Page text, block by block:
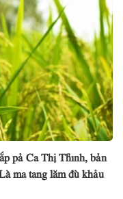
pả Ca Thị Thỉnh, bản
ma tang lăm đù khảu